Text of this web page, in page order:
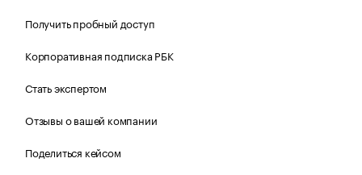
Получить пробный доступ
Корпоративная подписка РБК
Стать экспертом
Отзывы о вашей компании
Поделиться кейсом